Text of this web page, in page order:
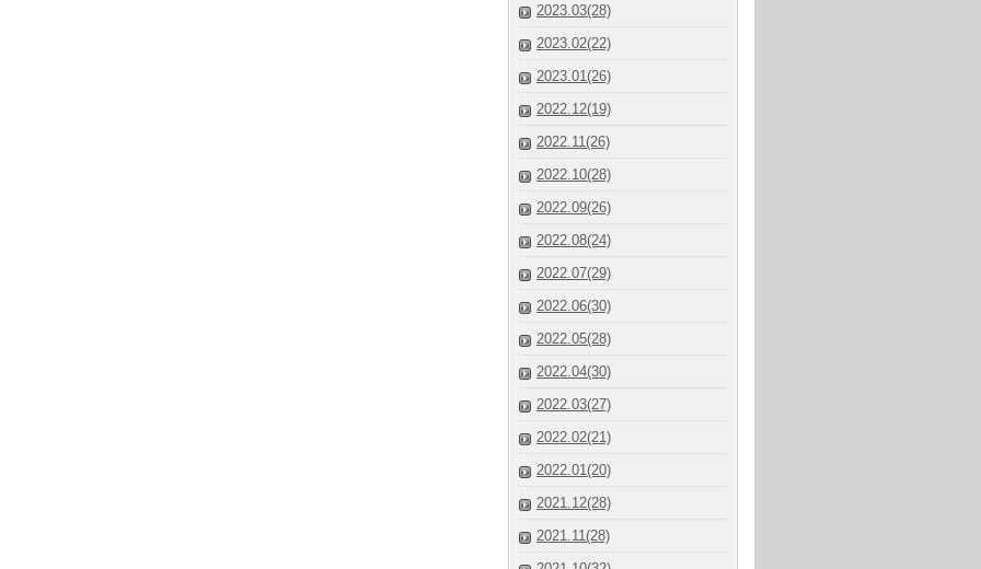
2023.03(28)
2023.02(22)
2023.01(26)
2022.12(19)
2022.11(26)
2022.10(28)
2022.09(26)
2022.08(24)
2022.07(29)
2022.06(30)
2022.05(28)
2022.04(30)
2022.03(27)
2022.02(21)
2022.01(20)
2021.12(28)
2021.11(28)